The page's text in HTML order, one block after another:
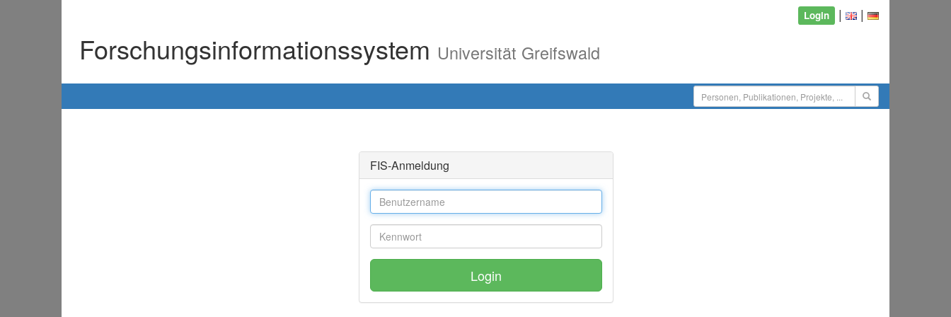
Login | |
Forschungsinformationssystem Universität Greifswald
FIS-Anmeldung